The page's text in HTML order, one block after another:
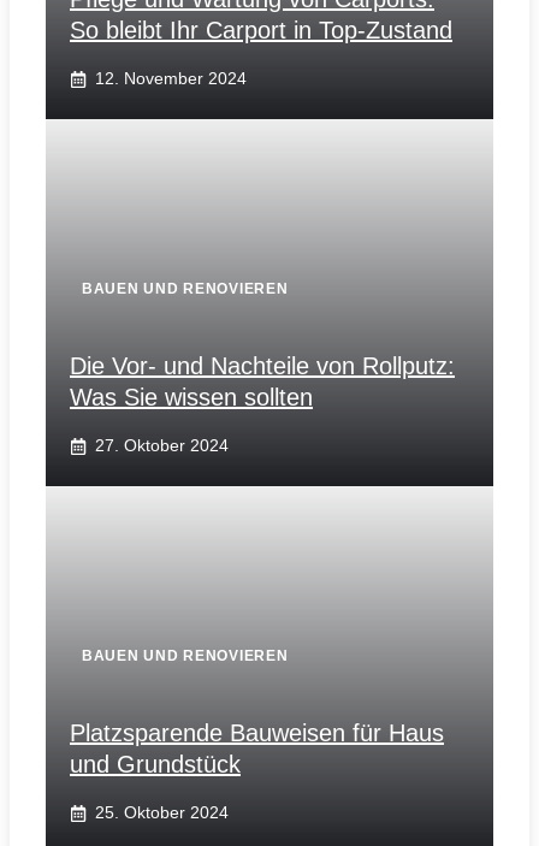
So bleibt Ihr Carport in Top-Zustand
12. November 2024
BAUEN UND RENOVIEREN
Die Vor- und Nachteile von Rollputz:
Was Sie wissen sollten
27. Oktober 2024
BAUEN UND RENOVIEREN
Platzsparende Bauweisen für Haus
und Grundstück
25. Oktober 2024